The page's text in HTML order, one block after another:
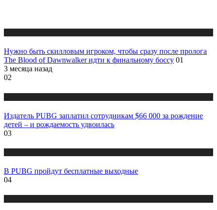
Нужно быть скилловым игроком, чтобы сразу после пролога
The Blood of Dawnwalker идти к финальному боссу 01
3 месяца назад
02
Издатель PUBG заплатил сотрудникам $66 000 за рождение
детей – и рождаемость удвоилась
03
В PUBG пройдут бесплатные выходные
04